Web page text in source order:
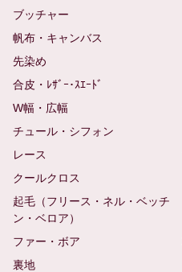
ブッチャー
帆布・キャンバス
先染め
合皮・ﾚｻﾞｰ･ｽｴｰﾄﾞ
W幅・広幅
チュール・シフォン
レース
クールクロス
起毛（フリース・ネル・ベッチ
ン・ベロア）
ファー・ボア
裏地